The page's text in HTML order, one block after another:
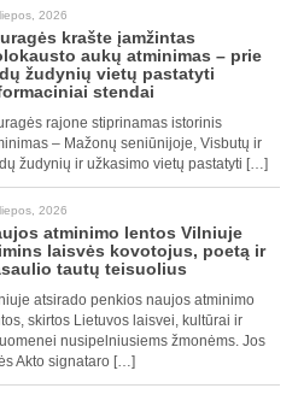
2026
krašte įamžintas
aukų atminimas – prie
žudynių vietų pastatyti
stendai
rajone stiprinamas istorinis
– Mažonų seniūnijoje, Visbutų ir
žudynių ir užkasimo vietų pastatyti […]
2026
atminimo lentos Vilniuje
laisvės kovotojus, poetą ir
tautų teisuolius
atsirado penkios naujos atminimo
skirtos Lietuvos laisvei, kultūrai ir
nusipelniusiems žmonėms. Jos
Akto signataro […]